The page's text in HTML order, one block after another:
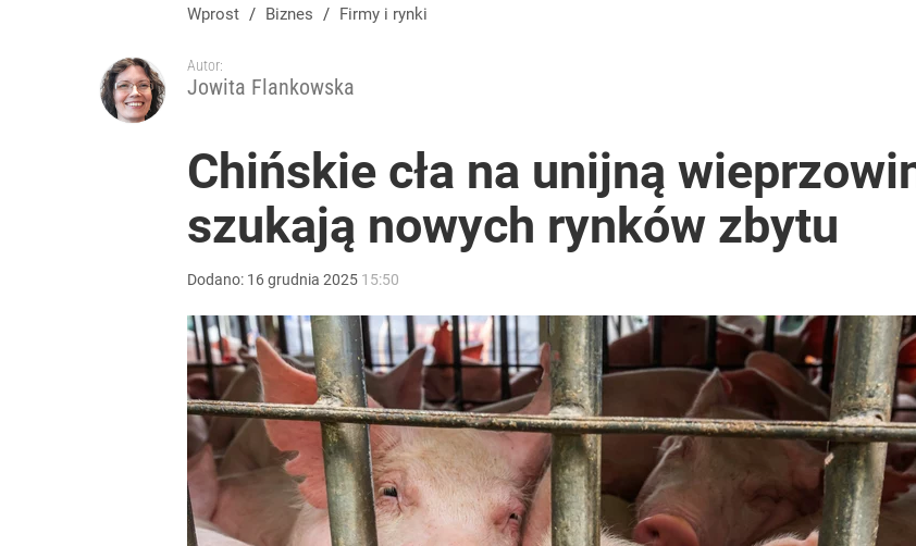
Wprost / Biznes / Firmy i rynki
Autor:
Jowita Flankowska
Chińskie cła na unijną
szukają nowych rynków zbytu
Dodano: 16grudnia 2025 15:50